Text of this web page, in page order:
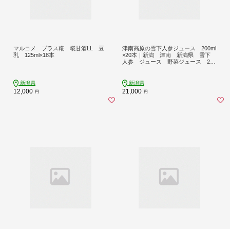
マルコメ プラス糀 糀甘酒LL 豆
乳 125ml×18本
新潟県
12,000 円
津南高原の雪下人参ジュース 200ml
×20本｜新潟 津南 新潟県 雪下
人参 ジュース 野菜ジュース 200
新潟県
21,000 円